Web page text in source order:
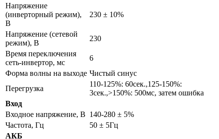
Напряжение
(инверторный режим),
В
230 ± 10%
Напряжение (сетевой
режим), В
230
Время переключения
сеть-инвертор, мс
6
Форма волны на выходе Чистый синус
Перегрузка
110-125%: 60сек.,125-150%:
3сек.,>150%: 500мс, затем ошибка
Вход
Входное напряжение, В 140-280 ± 5%
Частота, Гц
50 ± 5Гц
АКБ